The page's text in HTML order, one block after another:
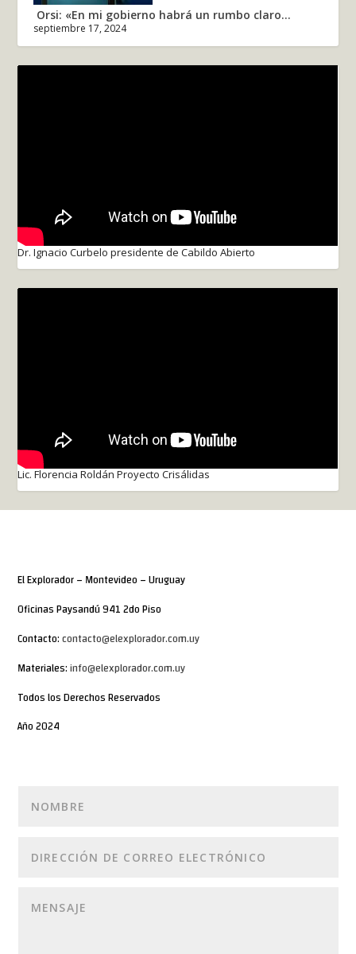
Orsi: «En mi gobierno habrá un rumbo claro...
septiembre 17, 2024
Dr. Ignacio Curbelo presidente de Cabildo Abierto
Lic. Florencia Roldán Proyecto Crisálidas
El Explorador – Montevideo – Uruguay
Oficinas Paysandú 941 2do Piso
Contacto:contacto@elexplorador.com.uy
Materiales:info@elexplorador.com.uy
Todos los Derechos Reservados
Año 2024